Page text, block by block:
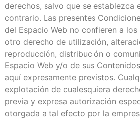
derechos, salvo que se establezca
contrario. Las presentes
del Espacio Web no confieren a los
otro derecho de utilización,
reproducción, distribución o
Espacio Web y/o de sus
aquí expresamente previstos.
explotación de cualesquiera
previa y expresa autorización
otorgada a tal efecto por la